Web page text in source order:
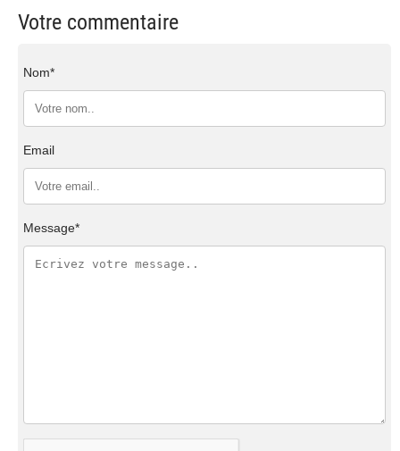
Votre commentaire
Nom*
Email
Message*